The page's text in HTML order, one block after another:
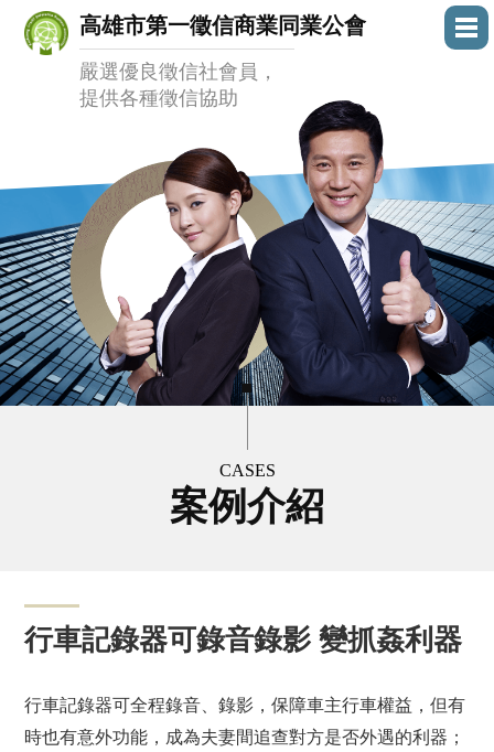
高雄市第一徵信商業同業公會
嚴選優良徵信社會員，
提供各種徵信協助
CASES
案例介紹
行車記錄器可錄音錄影 變抓姦利器
行車記錄器可全程錄音、錄影，保障車主行車權益，但有
時也有意外功能，成為夫妻間追查對方是否外遇的利器；